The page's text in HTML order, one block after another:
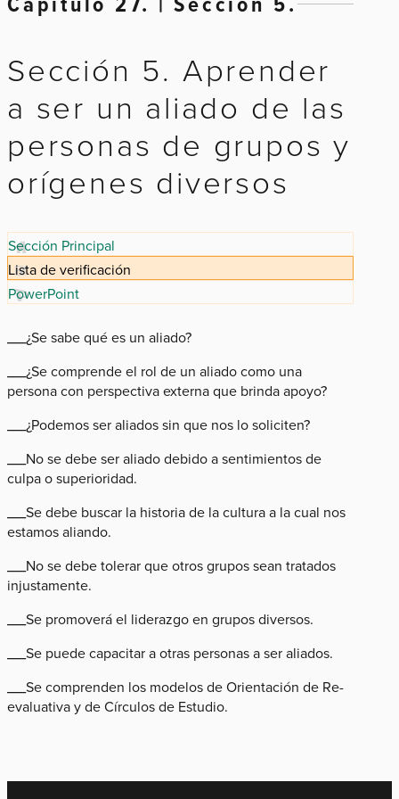
Sección 5. Aprender
a ser un aliado de las
personas de grupos y
orígenes diversos
Sección Principal
Lista de verificación
PowerPoint
___¿Se sabe qué es un aliado?
___¿Se comprende el rol de un aliado como una
persona con perspectiva externa que brinda apoyo?
___¿Podemos ser aliados sin que nos lo soliciten?
___No se debe ser aliado debido a sentimientos de
culpa o superioridad.
___Se debe buscar la historia de la cultura a la cual nos
estamos aliando.
___No se debe tolerar que otros grupos sean tratados
injustamente.
___Se promoverá el liderazgo en grupos diversos.
___Se puede capacitar a otras personas a ser aliados.
___Se comprenden los modelos de Orientación de Re-
evaluativa y de Círculos de Estudio.